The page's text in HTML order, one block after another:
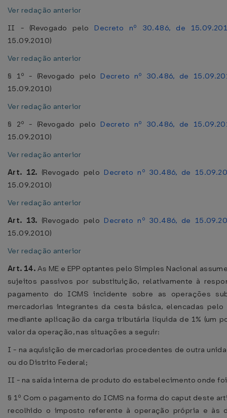
Ver redação anterior
II - (Revogado pelo Decreto nº 30.486, de
15.09.2010)
Ver redação anterior
§ 1º - (Revogado pelo Decreto nº 30.486, de
15.09.2010)
Ver redação anterior
§ 2º - (Revogado pelo Decreto nº 30.486, de
15.09.2010)
Ver redação anterior
Art. 12. (Revogado pelo Decreto nº 30.486, de
15.09.2010)
Ver redação anterior
Art. 13. (Revogado pelo Decreto nº 30.486, de
15.09.2010)
Ver redação anterior
Art. 14. As ME e EPP optantes pelo Simples Nacional
sujeitos passivos por substituição, relativamente à
pagamento do ICMS incidente sobre as operações
mercadorias integrantes da cesta básica, elencadas pelo
mediante aplicação da carga tributária líquida de 1% (um
valor da operação, nas situações a seguir:
I - na aquisição de mercadorias procedentes de outra
ou do Distrito Federal;
II - na saída interna de produto do estabelecimento onde
§ 1º Com o pagamento do ICMS na forma do caput deste
recolhido o imposto referente à operação própria e às